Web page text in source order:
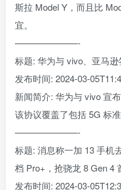
斯拉 Model Y，而且比
宜。
———————-
标题: 华为与 vivo、亚马
发布时间: 2024-03-
新闻简介: 华为与 vivo 宣
该协议覆盖了包括 5G 标
———————-
标题: 消息称一加 13 手机
档 Pro+，抢骁龙 8 Gen 4
发布时间: 2024-03-